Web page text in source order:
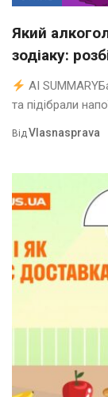
Який
зодіаку:
AI
та підібрали
ВідVlasnasprava